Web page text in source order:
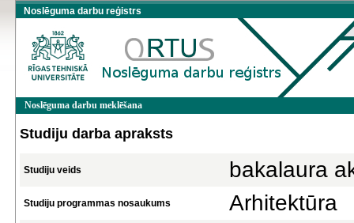
Noslēguma darbu reģistrs
Noslēguma darbu meklēšana
Studiju darba apraksts
Studiju veids bakalaura
Studiju programmas nosaukums Arhitektūra